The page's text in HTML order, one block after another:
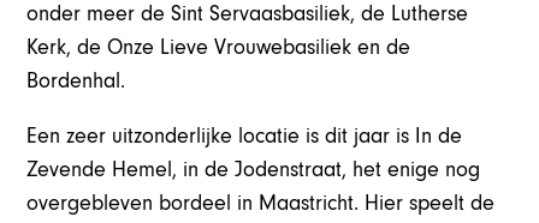
onder meer de Sint Servaasbasiliek, de Lutherse
Kerk, de Onze Lieve Vrouwebasiliek en de
Bordenhal.
Een zeer uitzonderlijke locatie is dit jaar is In de
Zevende Hemel, in de Jodenstraat, het enige nog
overgebleven bordeel in Maastricht. Hier speelt de